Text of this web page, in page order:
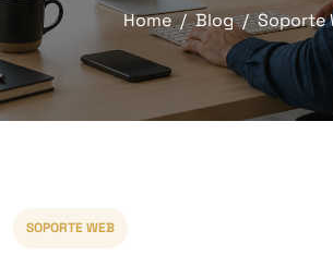
Home Blog Soporte
SOPORTE WEB